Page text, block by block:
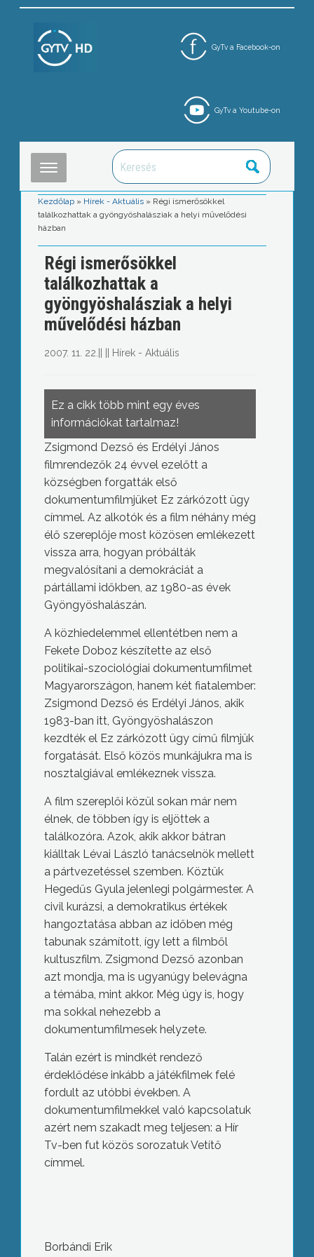
GyTv a Facebook-on
GyTv a Youtube-on
Kezdőlap » Hírek - Aktuális » Régi ismerősökkel
találkozhattak a gyöngyöshalásziak a helyi művelődési
házban
Régi ismerősökkel
találkozhattak a
gyöngyöshalásziak a helyi
művelődési házban
2007. 11. 22. Hírek - Aktuális
Ez a cikk több mint egy éves
információkat tartalmaz!
Zsigmond Dezső és Erdélyi János
filmrendezők 24 évvel ezelőtt a
községben forgatták első
dokumentumfilmjüket Ez zárkózott ügy
címmel. Az alkotók és a film néhány még
élő szereplője most közösen emlékezett
vissza arra, hogyan próbálták
megvalósítani a demokráciát a
pártállami időkben, az 1980-as évek
Gyöngyöshalászán.
A közhiedelemmel ellentétben nem a
Fekete Doboz készítette az első
politikai-szociológiai dokumentumfilmet
Magyarországon, hanem két fiatalember:
Zsigmond Dezső és Erdélyi János, akik
1983-ban itt, Gyöngyöshalászon
kezdték el Ez zárkózott ügy című filmjük
forgatását. Első közös munkájukra ma is
nosztalgiával emlékeznek vissza.
A film szereplői közül sokan már nem
élnek, de többen így is eljöttek a
találkozóra. Azok, akik akkor bátran
kiálltak Lévai László tanácselnök mellett
a pártvezetéssel szemben. Köztük
Hegedűs Gyula jelenlegi polgármester. A
civil kurázsi, a demokratikus értékek
hangoztatása abban az időben még
tabunak számított, így lett a filmből
kultuszfilm. Zsigmond Dezső azonban
azt mondja, ma is ugyanúgy belevágna
a témába, mint akkor. Még úgy is, hogy
ma sokkal nehezebb a
dokumentumfilmesek helyzete.
Talán ezért is mindkét rendező
érdeklődése inkább a játékfilmek felé
fordult az utóbbi években. A
dokumentumfilmekkel való kapcsolatuk
azért nem szakadt meg teljesen: a Hír
Tv-ben fut közös sorozatuk Vetítő
címmel.
Borbándi Erik